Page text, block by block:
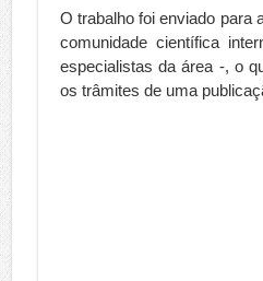
O trabalho foi enviado para
comunidade científica
especialistas da área -, o
os trâmites de uma